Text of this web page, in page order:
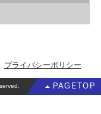
プライバシーポリシー
PAGETOP